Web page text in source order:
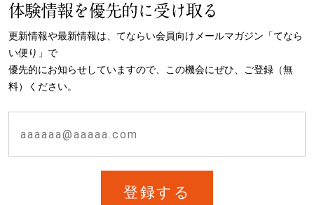
体験情報を優先的に受け取る
更新情報や最新情報は、てならい会員向けメールマガジン「てなら
い便り」で
優先的にお知らせしていますので、この機会にぜひ、ご登録（無
料）ください。
登録する